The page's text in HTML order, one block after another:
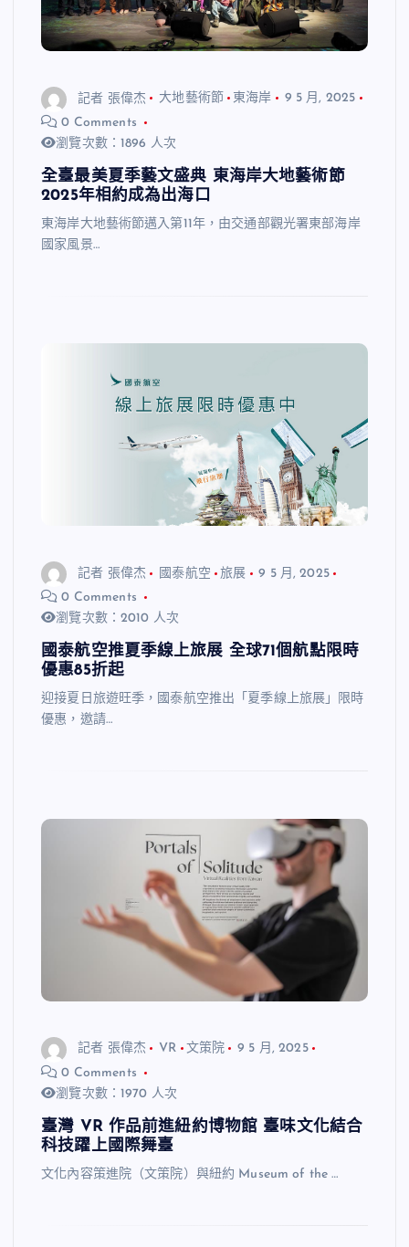
記者 張偉杰 大地藝術節 東海岸
9 5 月, 2025
0 Comments
瀏覽次數：1896 人次
全臺最美夏季藝文盛典 東海岸大地藝術節
2025年相約成為出海口
東海岸大地藝術節邁入第11年，由交通部觀光署東部海岸
國家風景…
記者 張偉杰 國泰航空 旅展
9 5 月, 2025
0 Comments
瀏覽次數：2010 人次
國泰航空推夏季線上旅展 全球71個航點限時
優惠85折起
迎接夏日旅遊旺季，國泰航空推出「夏季線上旅展」限時
優惠，邀請…
記者 張偉杰 VR 文策院
9 5 月, 2025
0 Comments
瀏覽次數：1970 人次
臺灣 VR 作品前進紐約博物館 臺味文化結合
科技躍上國際舞臺
文化內容策進院（文策院）與紐約 Museum of the …